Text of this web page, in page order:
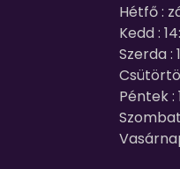
Hétfő :
Kedd :
Szerda :
Péntek :